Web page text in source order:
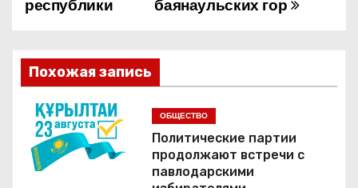
а
в
и
а
баянаульских гор
республики
Похожая запись
ОБЩЕСТВО
Политические партии
продолжают встречи с
павлодарскими